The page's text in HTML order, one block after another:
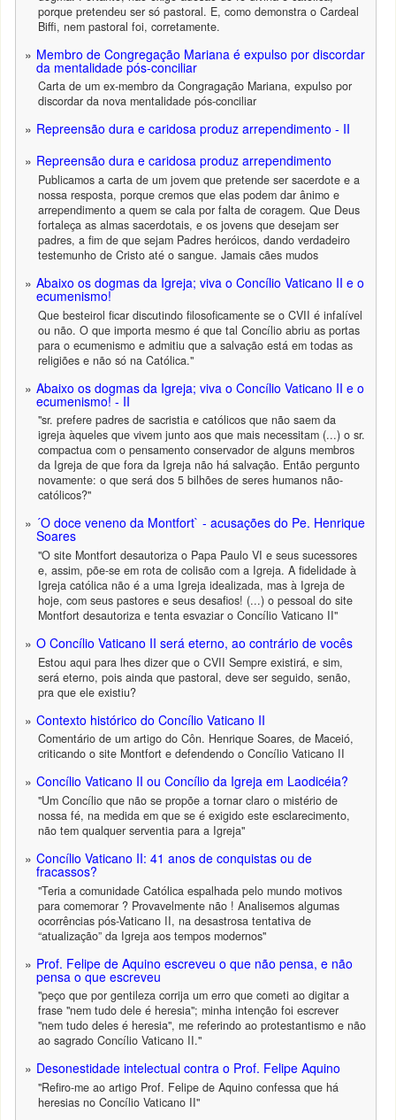
porque pretendeu ser só pastoral. E, como demonstra o Cardeal
Biffi, nem pastoral foi, corretamente.
Membro de Congregação Mariana é expulso por discordar
da mentalidade pós-conciliar
Carta de um ex-membro da Congragação Mariana, expulso por
discordar da nova mentalidade pós-conciliar
Repreensão dura e caridosa produz arrependimento - II
Repreensão dura e caridosa produz arrependimento
Publicamos a carta de um jovem que pretende ser sacerdote e a
nossa resposta, porque cremos que elas podem dar ânimo e
arrependimento a quem se cala por falta de coragem. Que Deus
fortaleça as almas sacerdotais, e os jovens que desejam ser
padres, a fim de que sejam Padres heróicos, dando verdadeiro
testemunho de Cristo até o sangue. Jamais cães mudos
Abaixo os dogmas da Igreja; viva o Concílio Vaticano II e o
ecumenismo!
Que besteirol ficar discutindo filosoficamente se o CVII é infalível
ou não. O que importa mesmo é que tal Concílio abriu as portas
para o ecumenismo e admitiu que a salvação está em todas as
religiões e não só na Católica."
Abaixo os dogmas da Igreja; viva o Concílio Vaticano II e o
ecumenismo! - II
"sr. prefere padres de sacristia e católicos que não saem da
igreja àqueles que vivem junto aos que mais necessitam (...) o sr.
compactua com o pensamento conservador de alguns membros
da Igreja de que fora da Igreja não há salvação. Então pergunto
novamente: o que será dos 5 bilhões de seres humanos não-
católicos?"
´O doce veneno da Montfort` - acusações do Pe. Henrique
Soares
"O site Montfort desautoriza o Papa Paulo VI e seus sucessores
e, assim, põe-se em rota de colisão com a Igreja. A fidelidade à
Igreja católica não é a uma Igreja idealizada, mas à Igreja de
hoje, com seus pastores e seus desafios! (...) o pessoal do site
Montfort desautoriza e tenta esvaziar o Concílio Vaticano II"
O Concílio Vaticano II será eterno, ao contrário de vocês
Estou aqui para lhes dizer que o CVII Sempre existirá, e sim,
será eterno, pois ainda que pastoral, deve ser seguido, senão,
pra que ele existiu?
Contexto histórico do Concílio Vaticano II
Comentário de um artigo do Côn. Henrique Soares, de Maceió,
criticando o site Montfort e defendendo o Concílio Vaticano II
Concílio Vaticano II ou Concílio da Igreja em Laodicéia?
"Um Concílio que não se propõe a tornar claro o mistério de
nossa fé, na medida em que se é exigido este esclarecimento,
não tem qualquer serventia para a Igreja"
Concílio Vaticano II: 41 anos de conquistas ou de
fracassos?
"Teria a comunidade Católica espalhada pelo mundo motivos
para comemorar ? Provavelmente não ! Analisemos algumas
ocorrências pós-Vaticano II, na desastrosa tentativa de
“atualização” da Igreja aos tempos modernos"
Prof. Felipe de Aquino escreveu o que não pensa, e não
pensa o que escreveu
"peço que por gentileza corrija um erro que cometi ao digitar a
frase "nem tudo dele é heresia"; minha intenção foi escrever
"nem tudo deles é heresia", me referindo ao protestantismo e não
ao sagrado Concílio Vaticano II."
Desonestidade intelectual contra o Prof. Felipe Aquino
"Refiro-me ao artigo Prof. Felipe de Aquino confessa que há
heresias no Concílio Vaticano II"